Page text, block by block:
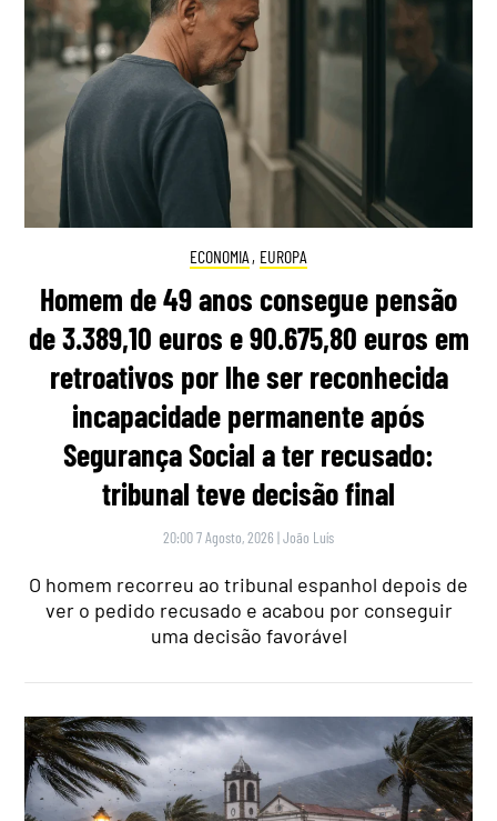
ECONOMIA , EUROPA
Homem de 49 anos consegue pensão
de 3.389,10 euros e 90.675,80 euros em
retroativos por lhe ser reconhecida
incapacidade permanente após
Segurança Social a ter recusado:
tribunal teve decisão final
20:00 7 Agosto, 2026 |João Luís
O homem recorreu ao tribunal espanhol depois de
ver o pedido recusado e acabou por conseguir
uma decisão favorável